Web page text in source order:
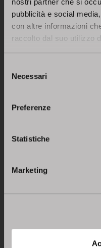
nostri partner che si
pubblicità e social
con altre informazioni
raccolto dal suo utilizzo
delNecessari
Preferenze
Statistiche
Marketing
C. Acconsento a che Stosa
profilazione e cessione dei
collaborazione al fine di
servizi attinenti i miei
Acconsento *